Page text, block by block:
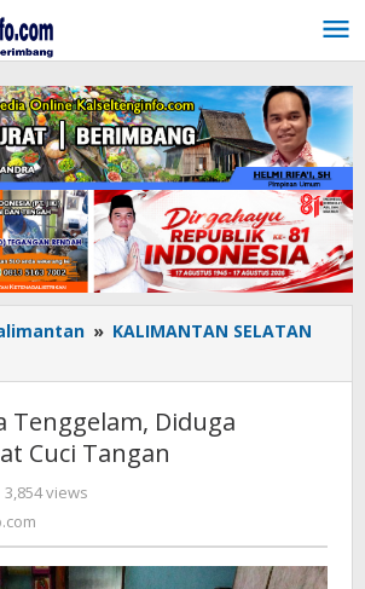
» KALIMANTAN SELATAN
Tenggelam, Diduga
Cuci Tangan
3,854 views